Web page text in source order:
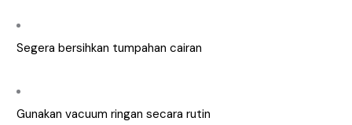
Segera bersihkan tumpahan cairan
Gunakan vacuum ringan secara rutin